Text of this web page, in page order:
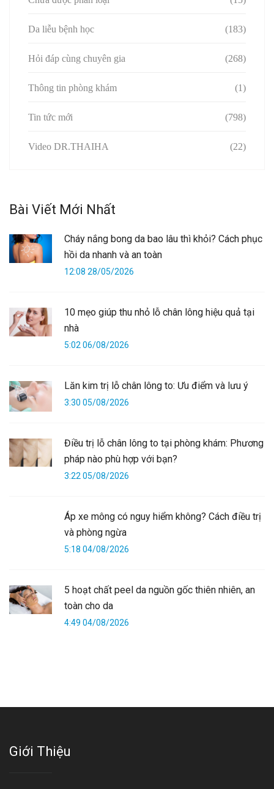
Da liễu bệnh học (183)
Hỏi đáp cùng chuyên gia (268)
Thông tin phòng khám (1)
Tin tức mới (798)
Video DR.THAIHA (22)
Bài Viết Mới Nhất
Cháy nắng bong da bao lâu thì khỏi? Cách phục
hồi da nhanh và an toàn
12:08 28/05/2026
10 mẹo giúp thu nhỏ lỗ chân lông hiệu quả tại
nhà
5:02 06/08/2026
Lăn kim trị lỗ chân lông to: Ưu điểm và lưu ý
3:30 05/08/2026
Điều trị lỗ chân lông to tại phòng khám: Phương
pháp nào phù hợp với bạn?
3:22 05/08/2026
Áp xe mông có nguy hiểm không? Cách điều trị
và phòng ngừa
5:18 04/08/2026
5 hoạt chất peel da nguồn gốc thiên nhiên, an
toàn cho da
4:49 04/08/2026
Giới Thiệu